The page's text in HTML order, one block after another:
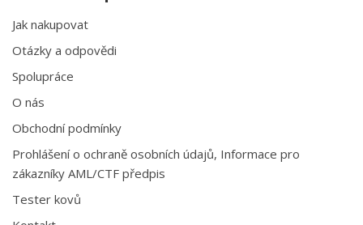
Jak nakupovat
Otázky a odpovědi
Spolupráce
O nás
Obchodní podmínky
Prohlášení o ochraně osobních údajů, Informace pro
zákazníky AML/CTF předpis
Tester kovů